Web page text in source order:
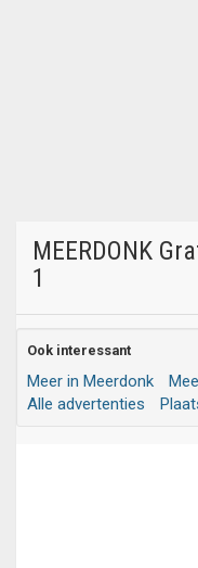
MEERDONK
1
Ook interessant
Meer in Meerdonk
Alle advertenties